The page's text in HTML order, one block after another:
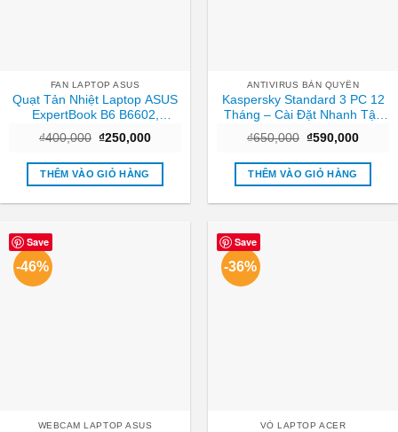
FAN LAPTOP ASUS
Quạt Tản Nhiệt Laptop ASUS
ExpertBook B6 B6602,
Ngay TPHCM
₫400,000 Giá
là:
₫400,000.
₫250,000Giá
tại
₫250,000.
THÊM VÀO GIỎ HÀNG
ANTIVIRUS BẢN QUYỀN
Kaspersky Standard 3 PC 12
Tháng – Cài Đặt Nhanh Tận
₫650,000 Giá
là:
₫650,000.
₫590,000Giá
tại
THÊM VÀO GIỎ HÀNG
Save
-46%
WEBCAM LAPTOP ASUS
Save
-36%
VỎ LAPTOP ACER